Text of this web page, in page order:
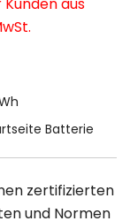
Batterie
zertifizierten
und Normen